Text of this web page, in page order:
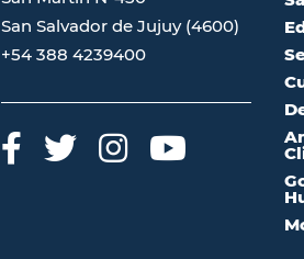
San Salvador de Jujuy (4600)
+54 388 4239400